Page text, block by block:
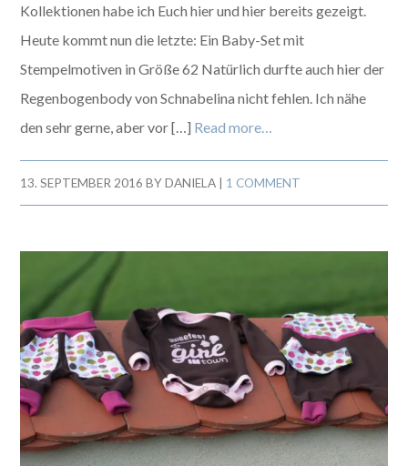
Kollektionen habe ich Euch hier und hier bereits gezeigt.
Heute kommt nun die letzte: Ein Baby-Set mit
Stempelmotiven in Größe 62 Natürlich durfte auch hier der
Regenbogenbody von Schnabelina nicht fehlen. Ich nähe
den sehr gerne, aber vor […] Read more…
13. SEPTEMBER 2016 BYDANIELA 1 COMMENT